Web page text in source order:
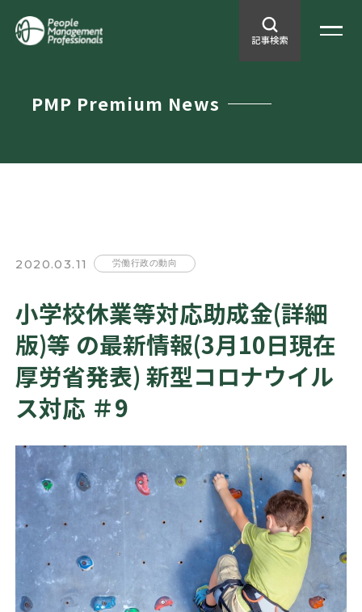
PMP Premium News
2020.03.11 労働行政の動向
小学校休業等対応助成金(詳細
版)等 の最新情報(3月10日現在
厚労省発表) 新型コロナウイル
ス対応 ＃9